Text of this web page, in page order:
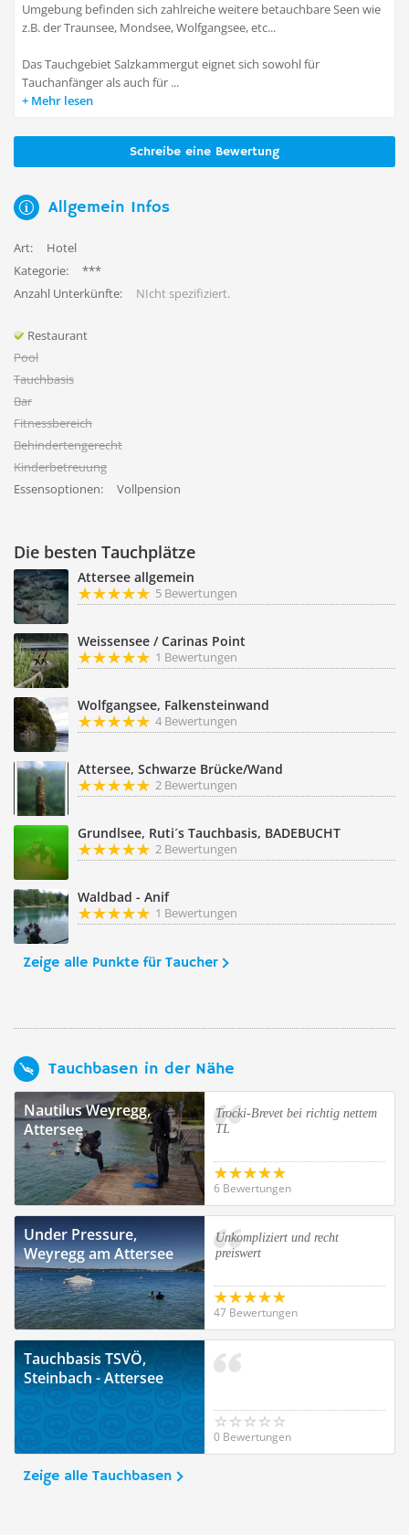
Umgebung befinden sich zahlreiche weitere betauchbare Seen wie
z.B. der Traunsee, Mondsee, Wolfgangsee, etc...
Das Tauchgebiet Salzkammergut eignet sich sowohl für
Tauchanfänger als auch für ...
Mehr lesen
Schreibe eine Bewertung
Allgemein Infos
Art:
Hotel
Kategorie:
***
Anzahl Unterkünfte:
NIcht spezifiziert.
Restaurant
Pool
Tauchbasis
Bar
Fitnessbereich
Behindertengerecht
Kinderbetreuung
Essensoptionen:
Vollpension
Die besten Tauchplätze
Attersee allgemein
5 Bewertungen
Weissensee / Carinas Point
1 Bewertungen
Wolfgangsee, Falkensteinwand
4 Bewertungen
Attersee, Schwarze Brücke/Wand
2 Bewertungen
Grundlsee, Ruti´s Tauchbasis, BADEBUCHT
2 Bewertungen
Waldbad - Anif
1 Bewertungen
Zeige alle Punkte für Taucher
Tauchbasen in der Nähe
Nautilus Weyregg,
Attersee
Trocki-Brevet bei richtig nettem
TL
6 Bewertungen
Under Pressure,
Weyregg am Attersee
Unkompliziert und recht
preiswert
47 Bewertungen
Tauchbasis TSVÖ,
Steinbach - Attersee
0 Bewertungen
Zeige alle Tauchbasen